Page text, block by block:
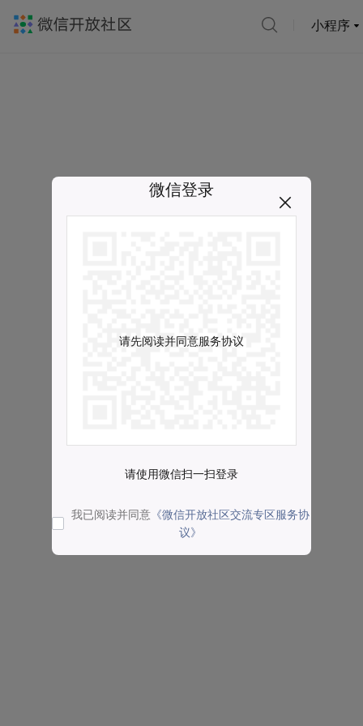
小程序
微信登录
请先阅读并同意服务协议
请使用微信扫一扫登录
我已阅读并同意 《微信开放社区交流专区服务协
议》